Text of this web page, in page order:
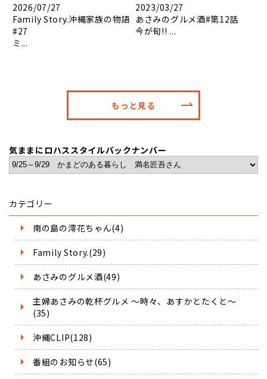
2026/07/27
Family Story.沖縄家族の物語
#27
ミ...
2023/03/27
あさみのグルメ酒#第12話
今が旬!! ...
もっと見る
気ままにロハススタイルバックナンバー
カテゴリー
南の島の澪花ちゃん(4)
Family Story.(29)
あさみのグルメ酒(49)
主婦あさみの乾杯グルメ ～時々、あすかとたくと～
(35)
沖縄CLIP(128)
番組のお知らせ(65)